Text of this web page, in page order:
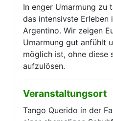
In enger Umarmung zu
das intensivste Erleben
Argentino. Wir zeigen
Umarmung gut anfühlt
möglich ist, ohne diese
aufzulösen.
Veranstaltungsort
Tango Querido in der